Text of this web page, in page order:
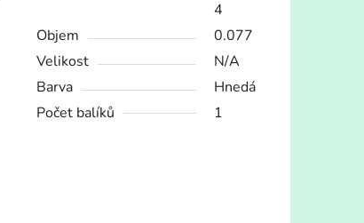
4
Objem
0.077
Velikost
N/A
Barva
Hnedá
Počet balíků
1